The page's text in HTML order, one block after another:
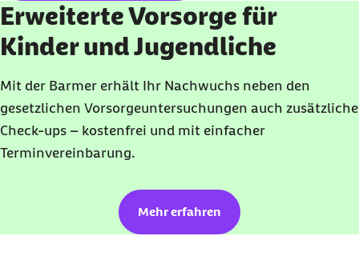
Erweiterte Vorsorge für
Kinder und Jugendliche
Mit der Barmer erhält Ihr Nachwuchs neben den
gesetzlichen Vorsorgeuntersuchungen auch zusätzliche
Check-ups – kostenfrei und mit einfacher
Terminvereinbarung.
Mehr erfahren